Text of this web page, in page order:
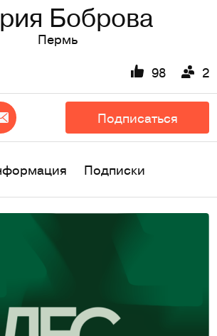
Боброва
Пермь
98 2
Подписаться
Подписки